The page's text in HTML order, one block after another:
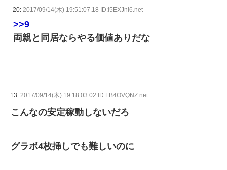
20: 2017/09/14(木) 19:51:07.18 ID:i5EXJnI6.net
>>9
両親と同居ならやる価値ありだな
13: 2017/09/14(木) 19:18:03.02 ID:LB4OVQNZ.net
こんなの安定稼動しないだろ
グラボ4枚挿しでも難しいのに